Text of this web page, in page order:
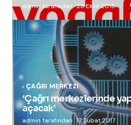
admin tarafından 28 Ekim 2016
ÇAĞRI MERKEZI
‘Çağrı merkezlerinde
açacak’
admin tarafından 17 Şubat 2017